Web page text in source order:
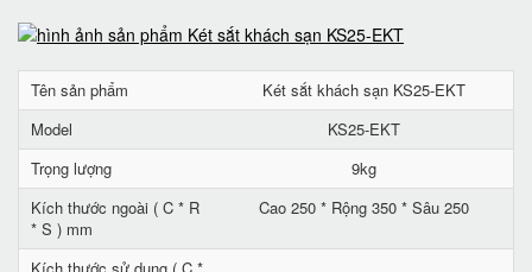
Tên sản phẩm
Két sắt khách sạn KS25-EKT
Model
KS25-EKT
Trọng lượng
9kg
Kích thước ngoài ( C * R
* S ) mm
Cao 250 * Rộng 350 * Sâu 250